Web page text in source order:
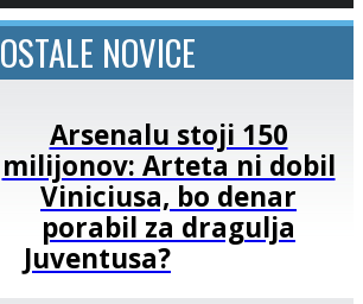
OSTALE NOVICE
Arsenalu stoji 150
milijonov: Arteta ni dobil
Viniciusa, bo denar
porabil za dragulja
Juventusa?